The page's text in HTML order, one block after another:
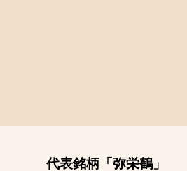
代表銘柄「弥栄鶴」